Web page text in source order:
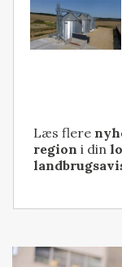
Læs flere
region i din